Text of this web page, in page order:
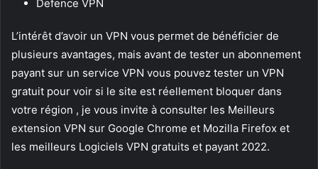
Defence VPN
L’intérêt d’avoir un VPN vous permet de bénéficier de
plusieurs avantages, mais avant de tester un abonnement
payant sur un service VPN vous pouvez tester un VPN
gratuit pour voir si le site est réellement bloquer dans
votre région , je vous invite à consulter les Meilleurs
extension VPN sur Google Chrome et Mozilla Firefox et
les meilleurs Logiciels VPN gratuits et payant 2022.